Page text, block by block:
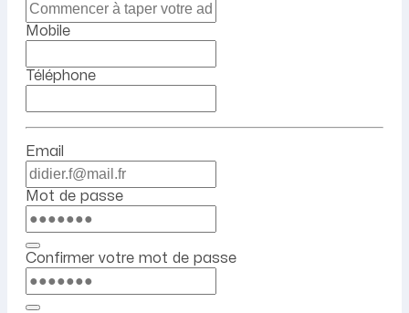
Mobile
Téléphone
Email
Mot de passe
Confirmer votre mot de passe